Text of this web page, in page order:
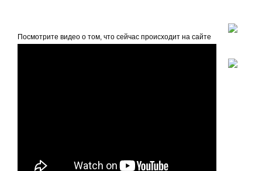
Посмотрите видео о том, что сейчас происходит на сайте